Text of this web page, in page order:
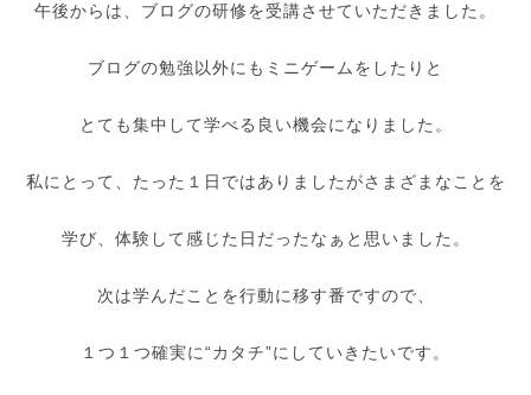
午後からは、ブログの研修を受講させていただきました。
ブログの勉強以外にもミニゲームをしたりと
とても集中して学べる良い機会になりました。
私にとって、たった１日ではありましたがさまざまなことを
学び、体験して感じた日だったなぁと思いました。
次は学んだことを行動に移す番ですので、
１つ１つ確実に“カタチ”にしていきたいです。